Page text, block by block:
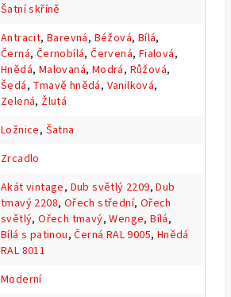
Šatní skříně
Antracit,Barevná, Béžová, Bílá,
Černá, Černobílá,Červená, Fialová,
Hnědá, Malovaná, Modrá, Růžová,
Šedá, Tmavě hnědá, Vanilková,
Zelená, Žlutá
Ložnice, Šatna
Zrcadlo
Akát vintage, Dub světlý 2209,Dub
tmavý 2208, Ořech střední, Ořech
světlý,Ořech tmavý,Wenge,Bílá,
Bílá s patinou,Černá RAL 9005, Hnědá
RAL 8011
Moderní